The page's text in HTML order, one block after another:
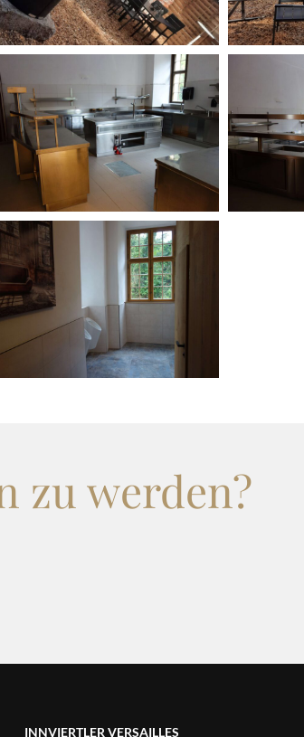
zu werden?
INNVIERTLER VERSAILLES